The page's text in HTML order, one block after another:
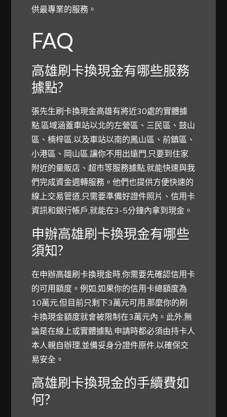
供最專業的服務。
FAQ
高雄刷卡換現金有哪些服務
據點?
張先生刷卡換現金高雄有將近30處的實體據
點,區域涵蓋車站以北的左營區、三民區、鼓山
區、楠梓區,以及車站以南的鳳山區、前鎮區、
小港區、岡山區,讓你不用出遠門,只要到住家
附近的量販店、超市等服務據點,就能快速與我
們完成資金週轉服務。他們也提供方便快速的
線上交易管道,只需要準備好證件照片、信用卡
資訊和銀行帳戶,就能在3-5分鐘內拿到現金。
申辦高雄刷卡換現金有哪些
須知?
在申辦高雄刷卡換現金時,你需要先確認信用卡
的可用額度。例如,如果你的信用卡總額度為
10萬元,但目前只剩下3萬元可用,那麼你的刷
卡換現金額度就會被限制在3萬元內。此外,無
論是在線上或實體據點,申請時都必須由持卡人
本人親自辦理,並備妥身分證件原件,以確保交
易安全。
高雄刷卡換現金的手續費如
何?